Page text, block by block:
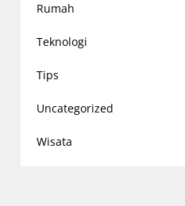
Rumah
Teknologi
Tips
Uncategorized
Wisata